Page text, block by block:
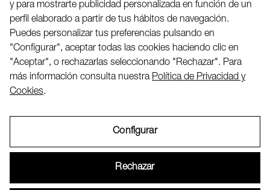
Twitter
LinkedIN
2026 ©
y para mostrarte publicidad personalizada en función de un
perfil elaborado a partir de tus hábitos de navegación.
Puedes personalizar tus preferencias pulsando en
"Configurar", aceptar todas las cookies haciendo clic en
"Aceptar", o rechazarlas seleccionando "Rechazar". Para
más información consulta nuestra Política de Privacidad y
Cookies.
Configurar
Rechazar
Política de Privacidad y Cookies